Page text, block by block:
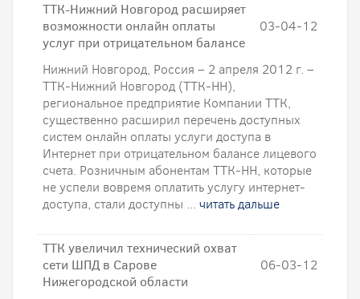
ТТК-Нижний Новгород расширяет
возможности онлайн оплаты
услуг при отрицательном балансе
03-04-12
Нижний Новгород, Россия – 2 апреля 2012 г. –
ТТК-Нижний Новгород (ТТК-НН),
региональное предприятие Компании ТТК,
существенно расширил перечень доступных
систем онлайн оплаты услуги доступа в
Интернет при отрицательном балансе лицевого
счета. Розничным абонентам ТТК-НН, которые
не успели вовремя оплатить услугу интернет-
доступа, стали доступны ... читать дальше
ТТК увеличил технический охват
сети ШПД в Сарове
Нижегородской области
06-03-12